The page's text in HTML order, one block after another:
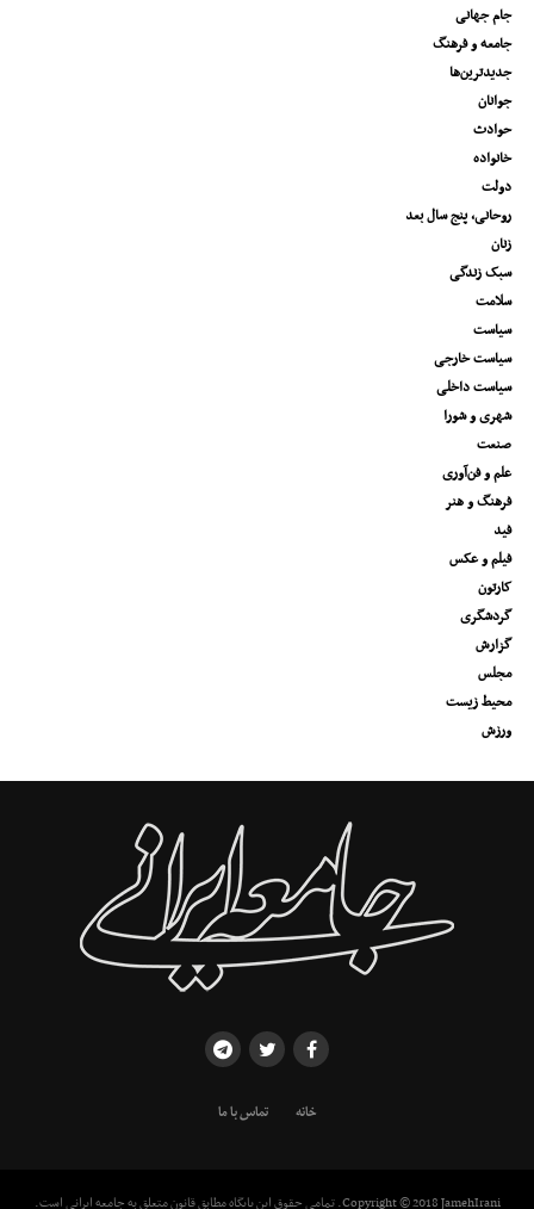
جام جهانی
جامعه و فرهنگ
جدیدترین‌ها
جوانان
حوادث
خانواده
دولت
روحانی، پنج سال بعد
زنان
سبک زندگی
سلامت
سیاست
سیاست خارجی
سیاست داخلی
شهری و شورا
صنعت
علم و فن‌آوری
فرهنگ و هنر
فید
فیلم و عکس
کارتون
گردشگری
گزارش
مجلس
محیط زیست
ورزش
خانه تماس با ما
Copyright © 2018 JamehIrani. تمامی حقوق این پایگاه مطابق قانون متعلق به جامعه ایرانی است.